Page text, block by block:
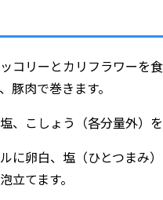
コリーとカリフラワーを
豚肉で巻きます。
、こしょう（各分量外）を
に卵白、塩（ひとつまみ
立てます。